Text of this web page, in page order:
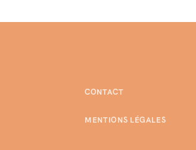
CONTACT
MENTIONS LÉGALES